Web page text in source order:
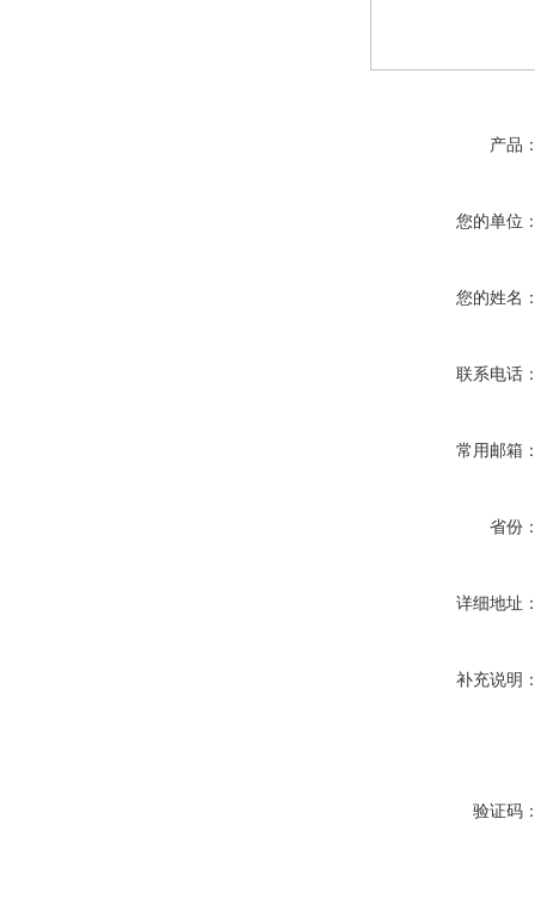
产品
您的单位
您的姓名
联系电话
常用邮箱
省份
详细地址
补充说明
验证码